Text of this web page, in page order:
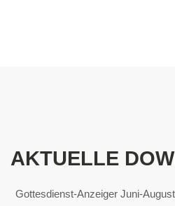
AKTUELLE
Gottesdienst-Anzeiger Juni-